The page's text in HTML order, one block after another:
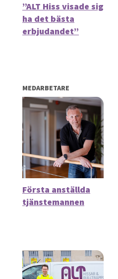
”ALT Hiss visade sig
ha det bästa
erbjudandet”
MEDARBETARE
Första anställda
tjänstemannen